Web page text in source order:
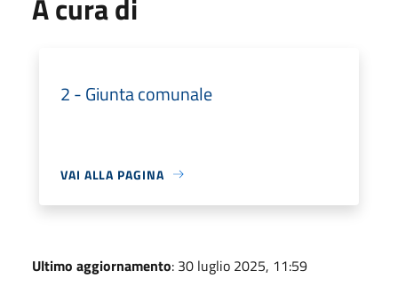
A cura di
2 - Giunta comunale
VAI ALLA PAGINA
Ultimo aggiornamento: 30 luglio 2025, 11:59